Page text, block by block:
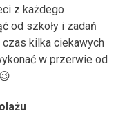
z każdego
od szkoły i zadań
czas kilka ciekawych
w przerwie od